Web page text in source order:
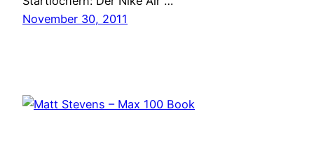
November 30, 2011